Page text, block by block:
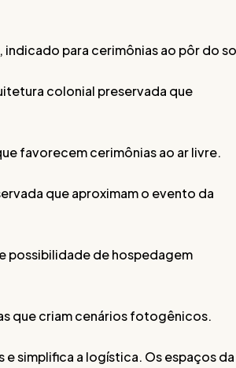
para cerimônias ao pôr do
colonial preservada que
favorecem cerimônias ao ar livre.
que aproximam o evento da
possibilidade de hospedagem
que criam cenários fotogênicos.
simplifica a logística. Os espaços da